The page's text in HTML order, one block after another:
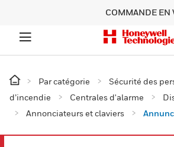
COMMANDE EN
Par catégorie
Sécurité des
d’incendie
Centrales d'alarme
Annonciateurs et claviers